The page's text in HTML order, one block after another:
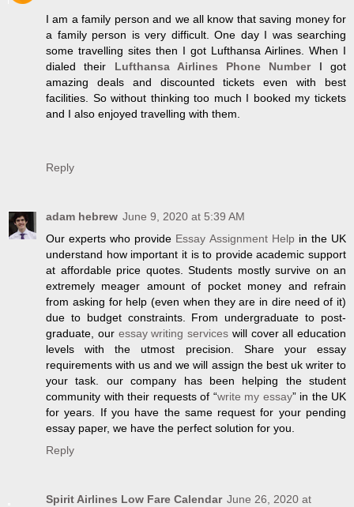
I am a family person and we all know that saving money for
a family person is very difficult. One day I was searching
some travelling sites then I got Lufthansa Airlines. When I
dialed their Lufthansa Airlines Phone NumberI got
amazing deals and discounted tickets even with best
facilities. So without thinking too much I booked my tickets
and I also enjoyed travelling with them.
Reply
adam hebrew June 9, 2020 at 5:39 AM
Our experts who provide Essay Assignment Helpin the UK
understand how important it is to provide academic support
at affordable price quotes. Students mostly survive on an
extremely meager amount of pocket money and refrain
from asking for help (even when they are in dire need of it)
due to budget constraints. From undergraduate to post-
graduate, our essay writing services will cover all education
levels with the utmost precision. Share your essay
requirements with us and we will assign the best uk writer to
your task. our company has been helping the student
community with their requests of “write my essay” in the UK
for years. If you have the same request for your pending
essay paper, we have the perfect solution for you.
Reply
Spirit Airlines Low Fare Calendar June 26, 2020 at